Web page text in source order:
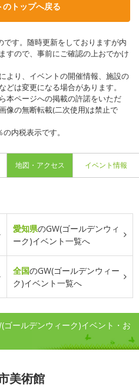
のトップへ戻る
す。随時更新をしておりますが内
すので、事前にご確認の上おでかけ
より、イベントの開催情報、施設の
は変更になる場合があります。
本ページへの掲載の許諾をいただ
像の無断転載(二次使用)は禁止で
内税表示です。
地図・アクセス イベント情報
愛知県のGW(ゴールデンウィ
ーク)イベント一覧へ
全国のGW(ゴールデンウィー
ク)イベント一覧へ
ゴールデンウィーク)イベント・お
美術館